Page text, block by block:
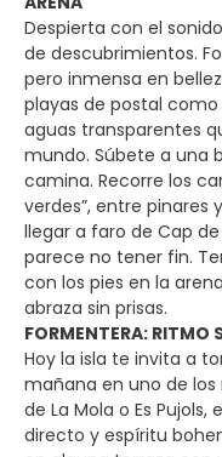
Despierta con el
de descubrimientos.
pero inmensa en
playas de postal como
aguas transparentes
mundo. Súbete a una
camina. Recorre los
verdes”, entre pinares
llegar a faro de Cap
parece no tener fin.
con los pies en la
abraza sin prisas.
FORMENTERA: RITMO
Hoy la isla te invita a
mañana en uno de
de La Mola o Es
directo y espíritu